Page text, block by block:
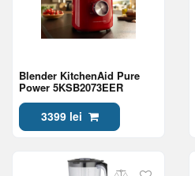
Blender KitchenAid Pure
Power 5KSB2073EER
3399 lei